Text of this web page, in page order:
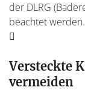
der DLRG
beachtet werden.
Versteckte
vermeiden